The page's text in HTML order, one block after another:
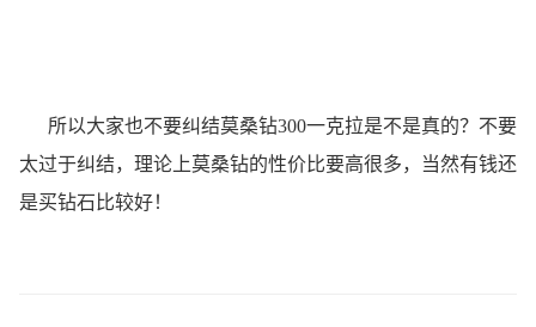
所以大家也不要纠结莫桑钻300一克拉是不是真的？不要
太过于纠结，理论上莫桑钻的性价比要高很多，当然有钱还
是买钻石比较好！